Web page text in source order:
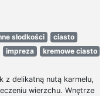
słodkości
ciasto
impreza
kremowe ciasto
z delikatną nutą karmelu,
wierzchu. Wnętrze